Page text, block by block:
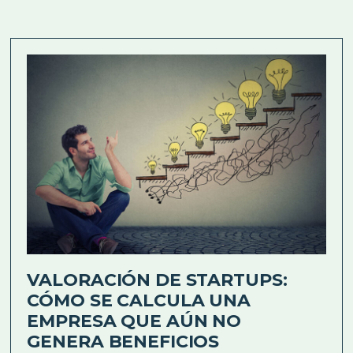
VALORACIÓN DE STARTUPS:
CÓMO SE CALCULA UNA
EMPRESA QUE AÚN NO
GENERA BENEFICIOS